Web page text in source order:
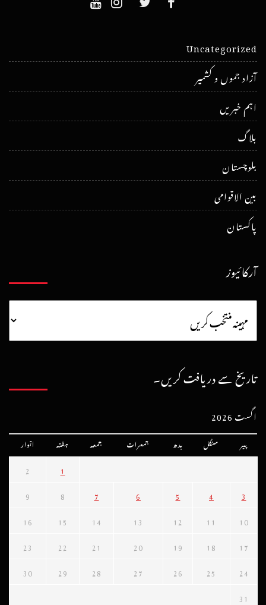
Uncategorized
آزاد جموں و کشمیر
اہم خبریں
بلاگ
بلوچستان
بین الاقوامی
پاکستان
آرکائیوز
تاریخ سے دریافت کریں۔
اگست 2026
پیر منگل بدھ جمعرات جمعہ ہفتہ اتوار
1
2
3
4
5
6
7
8
9
10
11
12
13
14
15
16
17
18
19
20
21
22
23
24
25
26
27
28
29
30
31